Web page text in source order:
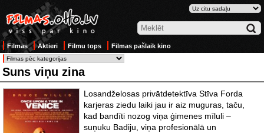
Filmas Aktieri Filmu tops Filmas pašlaik kino
Suns viņu zina
Losandželosas privātdetektīva Stīva Forda
karjeras ziedu laiki jau ir aiz muguras, taču,
kad bandīti nozog viņa ģimenes mīluli –
suņuku Badiju, viņa profesionālā un